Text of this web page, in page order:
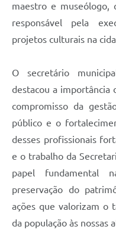
maestro e museólogo,
responsável pela
projetos culturais na
O secretário
destacou a importância
compromisso da
público e o
desses profissionais
e o trabalho da
papel fundamental
preservação do
ações que valorizam o
da população às nossas